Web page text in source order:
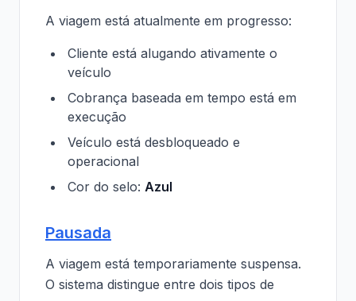
A viagem está atualmente em progresso:
Cliente está alugando ativamente o
veículo
Cobrança baseada em tempo está em
execução
Veículo está desbloqueado e
operacional
Cor do selo: Azul
Pausada
A viagem está temporariamente suspensa.
O sistema distingue entre dois tipos de